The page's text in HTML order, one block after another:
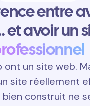
entre
et avoir un
ont un site web.
site réellement
bien construit ne